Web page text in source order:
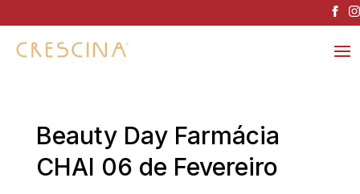
Beauty Day Farmácia
CHAI 06 de Fevereiro